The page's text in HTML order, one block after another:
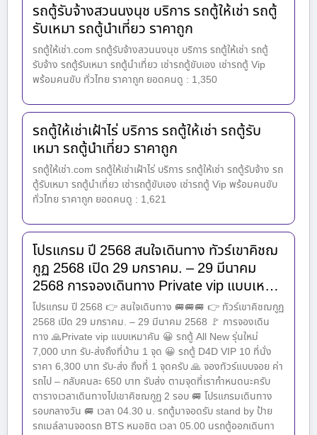
รถตู้รับจ้างสวนนงนุช บริการ รถตู้ให้เช่า รถตู้
รับเหมา รถตู้นำเที่ยว ราคาถูก
รถตู้ให้เช่า.com รถตู้รับจ้างสวนนงนุช บริการ รถตู้ให้เช่า รถตู้
รับจ้าง รถตู้รับเหมา รถตู้นำเที่ยว เช่ารถตู้ขับเอง เช่ารถตู้ Vip
พร้อมคนขับ ทั่วไทย ราคาถูก ยอดคนดู : 1,350
รถตู้ให้เช่าเฝ้าไร่ บริการ รถตู้ให้เช่า รถตู้รับ
เหมา รถตู้นำเที่ยว ราคาถูก
รถตู้ให้เช่า.com รถตู้ให้เช่าเฝ้าไร่ บริการ รถตู้ให้เช่า รถตู้รับจ้าง รถ
ตู้รับเหมา รถตู้นำเที่ยว เช่ารถตู้ขับเอง เช่ารถตู้ Vip พร้อมคนขับ
ทั่วไทย ราคาถูก ยอดคนดู : 1,621
โปรแกรม ปี 2568 สนใจเดินทาง ทัวร์เขาคิชฌ
กูฏ 2568 เปิด 29 มกราคม. – 29 มีนาคม
2568 การจองเดินทาง Private vip แบบเห…
โปรแกรม ปี 2568 👉 สนใจเดินทาง 🚐🚐🚐 👉 ทัวร์เขาคิชฌกูฏ
2568 เปิด 29 มกราคม. – 29 มีนาคม 2568 🚩 การจองเดิน
ทาง 🙏Private vip แบบเหมาคัน 😀 รถตู้ All New รุ่นใหม่
7,000 บาท รับ-ส่งถึงที่บ้าน 1 จุด 😀 รถตู้ D4D VIP 10 ที่นั่ง
ราคา 6,300 บาท รับ-ส่ง ถึงที่ 1 จุดครับ 🙏 จองทัวร์แบบจอย ค่า
รถไป – กลับคนละ 650 บาท รับส่ง ตามจุดที่เรากำหนดนะครับ
ตารางเวลาเดินทางไปเขาคิชฌกูฏ 2 รอบ 🚐 โปรแกรมเดินทาง
รอบกลางวัน 🚐 เวลา 04.30 น. รถตู้มาจอดรับ stand by ป้าย
รถเมล์ลานจอดรถ BTS หมอชิต เวลา 05.00 นรถตู้ออกเดินทา